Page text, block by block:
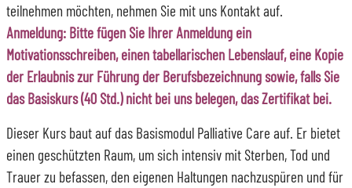
teilnehmen möchten, nehmen Sie mit uns Kontakt auf.
Anmeldung: Bitte fügen Sie Ihrer Anmeldung ein
Motivationsschreiben, einen tabellarischen Lebenslauf, eine Kopie
der Erlaubnis zur Führung der Berufsbezeichnung sowie, falls Sie
das Basiskurs (40 Std.) nicht bei uns belegen, das Zertifikat bei.
Dieser Kurs baut auf das Basismodul Palliative Care auf. Er bietet
einen geschützten Raum, um sich intensiv mit Sterben, Tod und
Trauer zu befassen, den eigenen Haltungen nachzuspüren und für